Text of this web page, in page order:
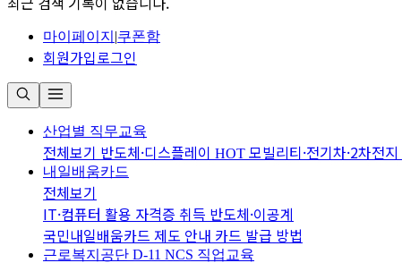
마이페이지 |쿠폰함
회원가입로그인
산업별 직무교육
전체보기 반도체·디스플레이 HOT 모빌리티·전기차·2차전지
내일배움카드
전체보기
IT·컴퓨터 활용 자격증 취득 반도체·이공계
국민내일배움카드 제도 안내 카드 발급 방법
근로복지공단 D-11 NCS 직업교육